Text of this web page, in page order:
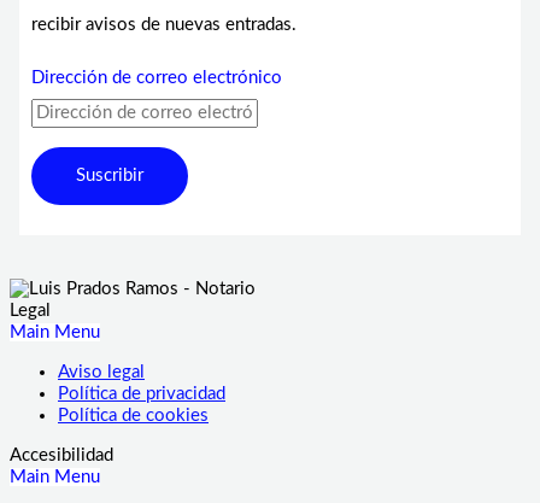
recibir avisos de nuevas entradas.
Dirección de correo electrónico
Suscribir
Legal
Main Menu
Aviso legal
Política de privacidad
Política de cookies
Accesibilidad
Main Menu